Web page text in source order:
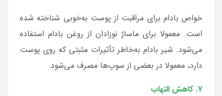
خواص بادام برای مراقبت از پوست به‌خوبی شناخته شده
است. معمولا برای ماساژ نوزادان از روغن بادام استفاده
می‌شود. شیر بادام به‌خاطر تأثیرات مثبتی که روی پوست
دارد، معمولا در بعضی از سوپ‌ها مصرف می‌شود.
۷. کاهش التهاب